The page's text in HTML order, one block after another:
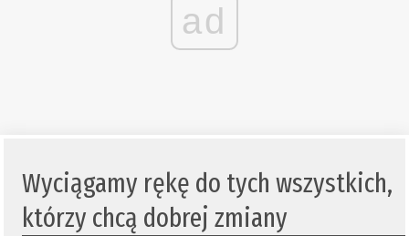
ad
Wyciągamy rękę do tych wszystkich,
którzy chcą dobrej zmiany